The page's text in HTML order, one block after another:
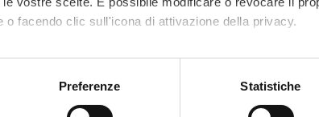
o facendo clic sull'icona di attivazione della privacy.
anche:
sulla tua posizione geografica, con
Preferenze Statistiche
Associate Professor
AREAS INVOLVED IN THE PROJECT
e informatica medica